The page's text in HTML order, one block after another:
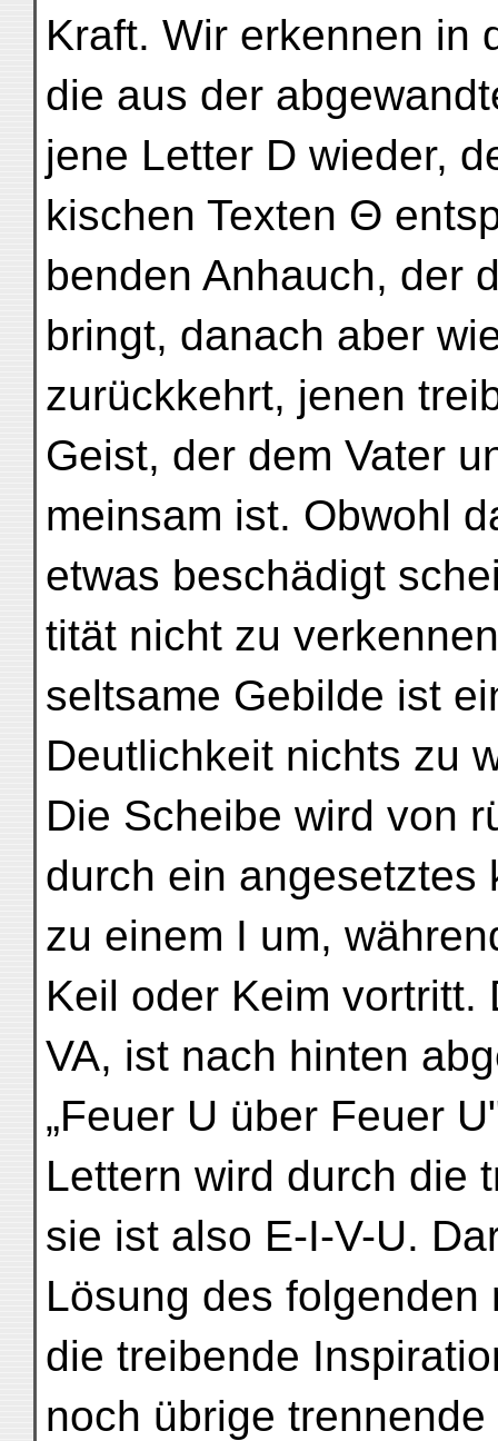
Kraft. Wir erkennen in
die aus der
jene Letter D wieder,
kischen Texten Θ
benden Anhauch, der
bringt, danach aber
zurückkehrt, jenen
Geist, der dem Vater
meinsam ist. Obwohl
etwas beschädigt
tität nicht zu
seltsame Gebilde ist
Deutlichkeit nichts zu
Die Scheibe wird von
durch ein angesetztes
zu einem I um,
Keil oder Keim vortritt.
VA, ist nach hinten
„Feuer U über Feuer
Lettern wird durch die
sie ist also E-I-V-U.
Lösung des
die treibende
noch übrige